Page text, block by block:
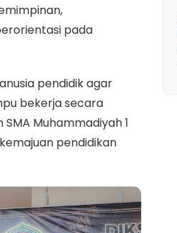
pada
pendidik agar
bekerja secara
Muhammadiyah 1
pendidikan